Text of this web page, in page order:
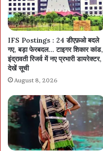
IFS Postings : 24 डीएफ़ओ बदले
गए, बड़ा फेरबदल… टाइगर शिकार कांड,
इंद्रावती रिजर्व में नए प्रभारी डायरेक्टर,
देखें सूची
August 8, 2026